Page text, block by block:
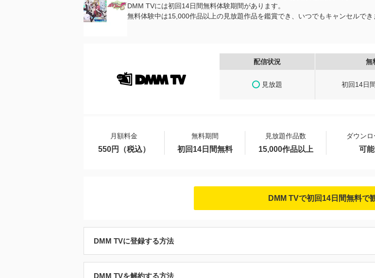
DMM TVには初回14日間無料体験期間があります。
無料体験中は15,000作品以上の見放題作品を鑑賞でき、いつでもキャンセルでき
配信状況 無
見放題 初回14日
月額料金 無料期間 見放題作品数 ダウンロ
550円（税込） 初回14日間無料 15,000作品以上 可能
DMM TVで初回14日間無料で
DMM TVに登録する方法
DMM TVを解約する方法